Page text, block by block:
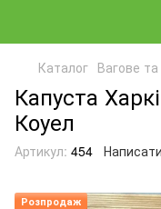
Каталог Вагове
Капуста
Коуел
Артикул: 454
Розпродаж